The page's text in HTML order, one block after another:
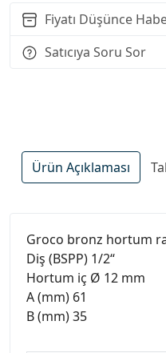
Fiyatı Düşünce
Satıcıya Soru Sor
Ürün Açıklaması
Groco bronz hortum
Diş (BSPP) 1/2“
Hortum iç Ø 12 mm
A (mm) 61
B (mm) 35